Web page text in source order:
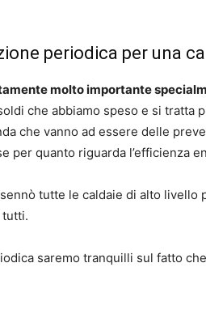
periodica per una
molto importante
che abbiamo speso e si
che vanno ad essere delle
per quanto riguarda l’efficienza
tutte le caldaie di alto
tutti.
saremo tranquilli sul fatto